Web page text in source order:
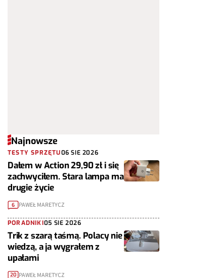
Najnowsze
TESTY SPRZĘTU06 SIE 2026
Dałem w Action 29,90 zł i się
zachwyciłem. Stara lampa ma
drugie życie
6 PAWEŁ MARETYCZ
PORADNIKI05 SIE 2026
Trik z szarą taśmą. Polacy nie
wiedzą, a ja wygrałem z
upałami
20 PAWEŁ MARETYCZ